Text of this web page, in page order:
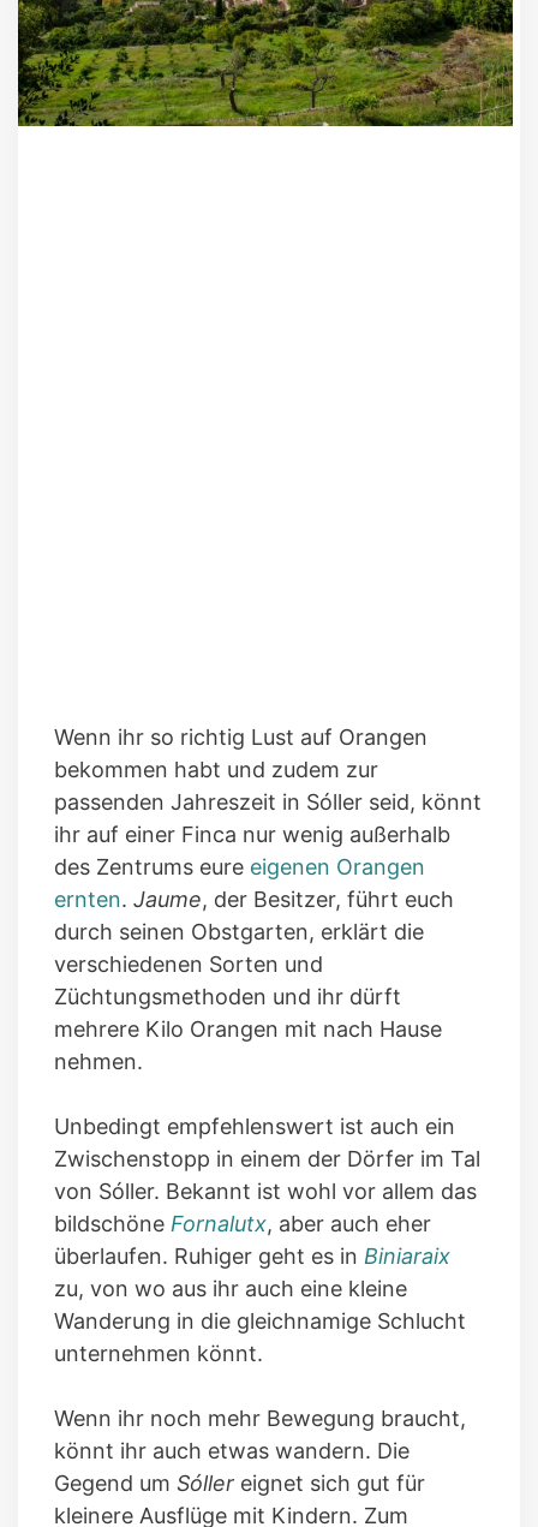
Wenn ihr so richtig Lust auf Orangen
bekommen habt und zudem zur
passenden Jahreszeit in Sóller seid, könnt
ihr auf einer Finca nur wenig außerhalb
des Zentrums eure eigenen Orangen
ernten. Jaume, der Besitzer, führt euch
durch seinen Obstgarten, erklärt die
verschiedenen Sorten und
Züchtungsmethoden und ihr dürft
mehrere Kilo Orangen mit nach Hause
nehmen.
Unbedingt empfehlenswert ist auch ein
Zwischenstopp in einem der Dörfer im Tal
von Sóller. Bekannt ist wohl vor allem das
bildschöne Fornalutx, aber auch eher
überlaufen. Ruhiger geht es in Biniaraix
zu, von wo aus ihr auch eine kleine
Wanderung in die gleichnamige Schlucht
unternehmen könnt.
Wenn ihr noch mehr Bewegung braucht,
könnt ihr auch etwas wandern. Die
Gegend um Sóller eignet sich gut für
kleinere Ausflüge mit Kindern. Zum